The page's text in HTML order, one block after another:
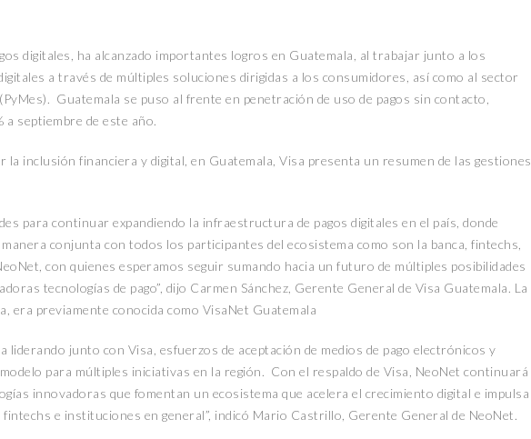
digitales, ha alcanzado importantes logros en Guatemala, al trabajar junto a los
a través de múltiples soluciones dirigidas a los consumidores, así como al sector
Guatemala se puso al frente en penetración de uso de pagos sin contacto,
septiembre de este año.
la inclusión financiera y digital, en Guatemala, Visa presenta un resumen de las gestiones
para continuar expandiendo la infraestructura de pagos digitales en el país, donde
conjunta con todos los participantes del ecosistema como son la banca, fintechs,
con quienes esperamos seguir sumando hacia un futuro de múltiples posibilidades
tecnologías de pago”, dijo Carmen Sánchez, Gerente General de Visa Guatemala. La
era previamente conocida como VisaNet Guatemala
liderando junto con Visa, esfuerzos de aceptación de medios de pago electrónicos y
para múltiples iniciativas en la región. Con el respaldo de Visa, NeoNet continuará
innovadoras que fomentan un ecosistema que acelera el crecimiento digital e impulsa
e instituciones en general”, indicó Mario Castrillo, Gerente General de NeoNet.